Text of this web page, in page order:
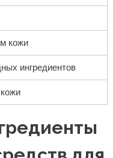
кожи
ингредиентов